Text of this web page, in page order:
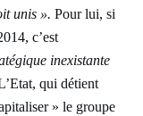
unis ». Pour lui, si
c’est
inexistante
qui détient
» le groupe